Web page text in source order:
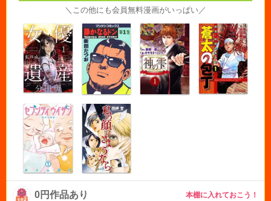
＼この他にも会員無料漫画がいっぱい／
0円作品あり 本棚に入れておこう！